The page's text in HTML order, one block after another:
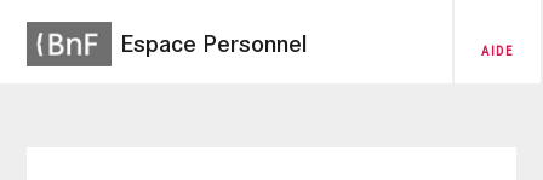
Espace Personnel AIDE